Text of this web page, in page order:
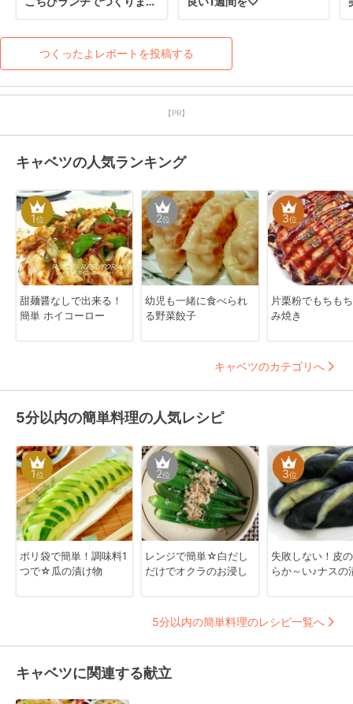
いいお味でした
つくったよレポートを投稿する
【PR】
キャベツの人気ランキング
1位
甜麺醤なしで出来る！
簡単 ホイコーロー
2位
幼児も一緒に食べられ
る野菜餃子
3位
片栗粉でもちも
み焼き
キャベツのカテゴリへ
5分以内の簡単料理の人気レシピ
1位
ポリ袋で簡単！調味料1
つで☆瓜の漬け物
2位
レンジで簡単☆白だし
だけでオクラのお浸し
3位
失敗しない！皮
らか～い♪ナスの
5分以内の簡単料理のレシピ一覧へ
キャベツに関連する献立